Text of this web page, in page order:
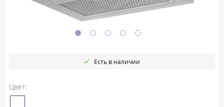
Цвет:
Есть в наличии